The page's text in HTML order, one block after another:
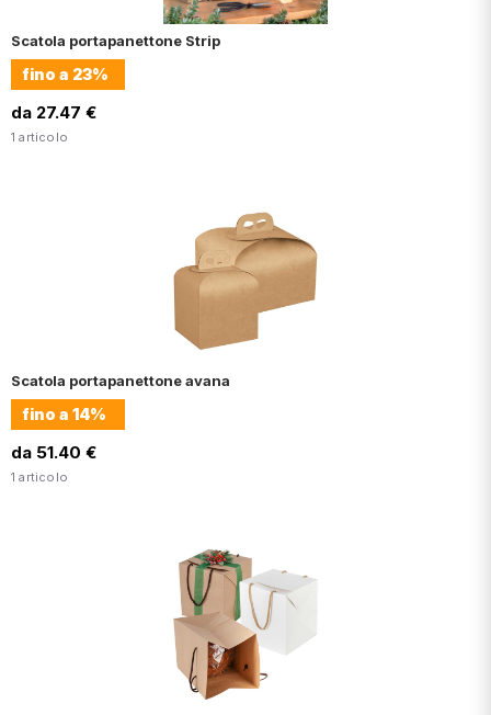
Scatola portapanettone Strip
fino a 23%
da 27.47 €
1 articolo
Scatola portapanettone avana
fino a 14%
da 51.40 €
1 articolo